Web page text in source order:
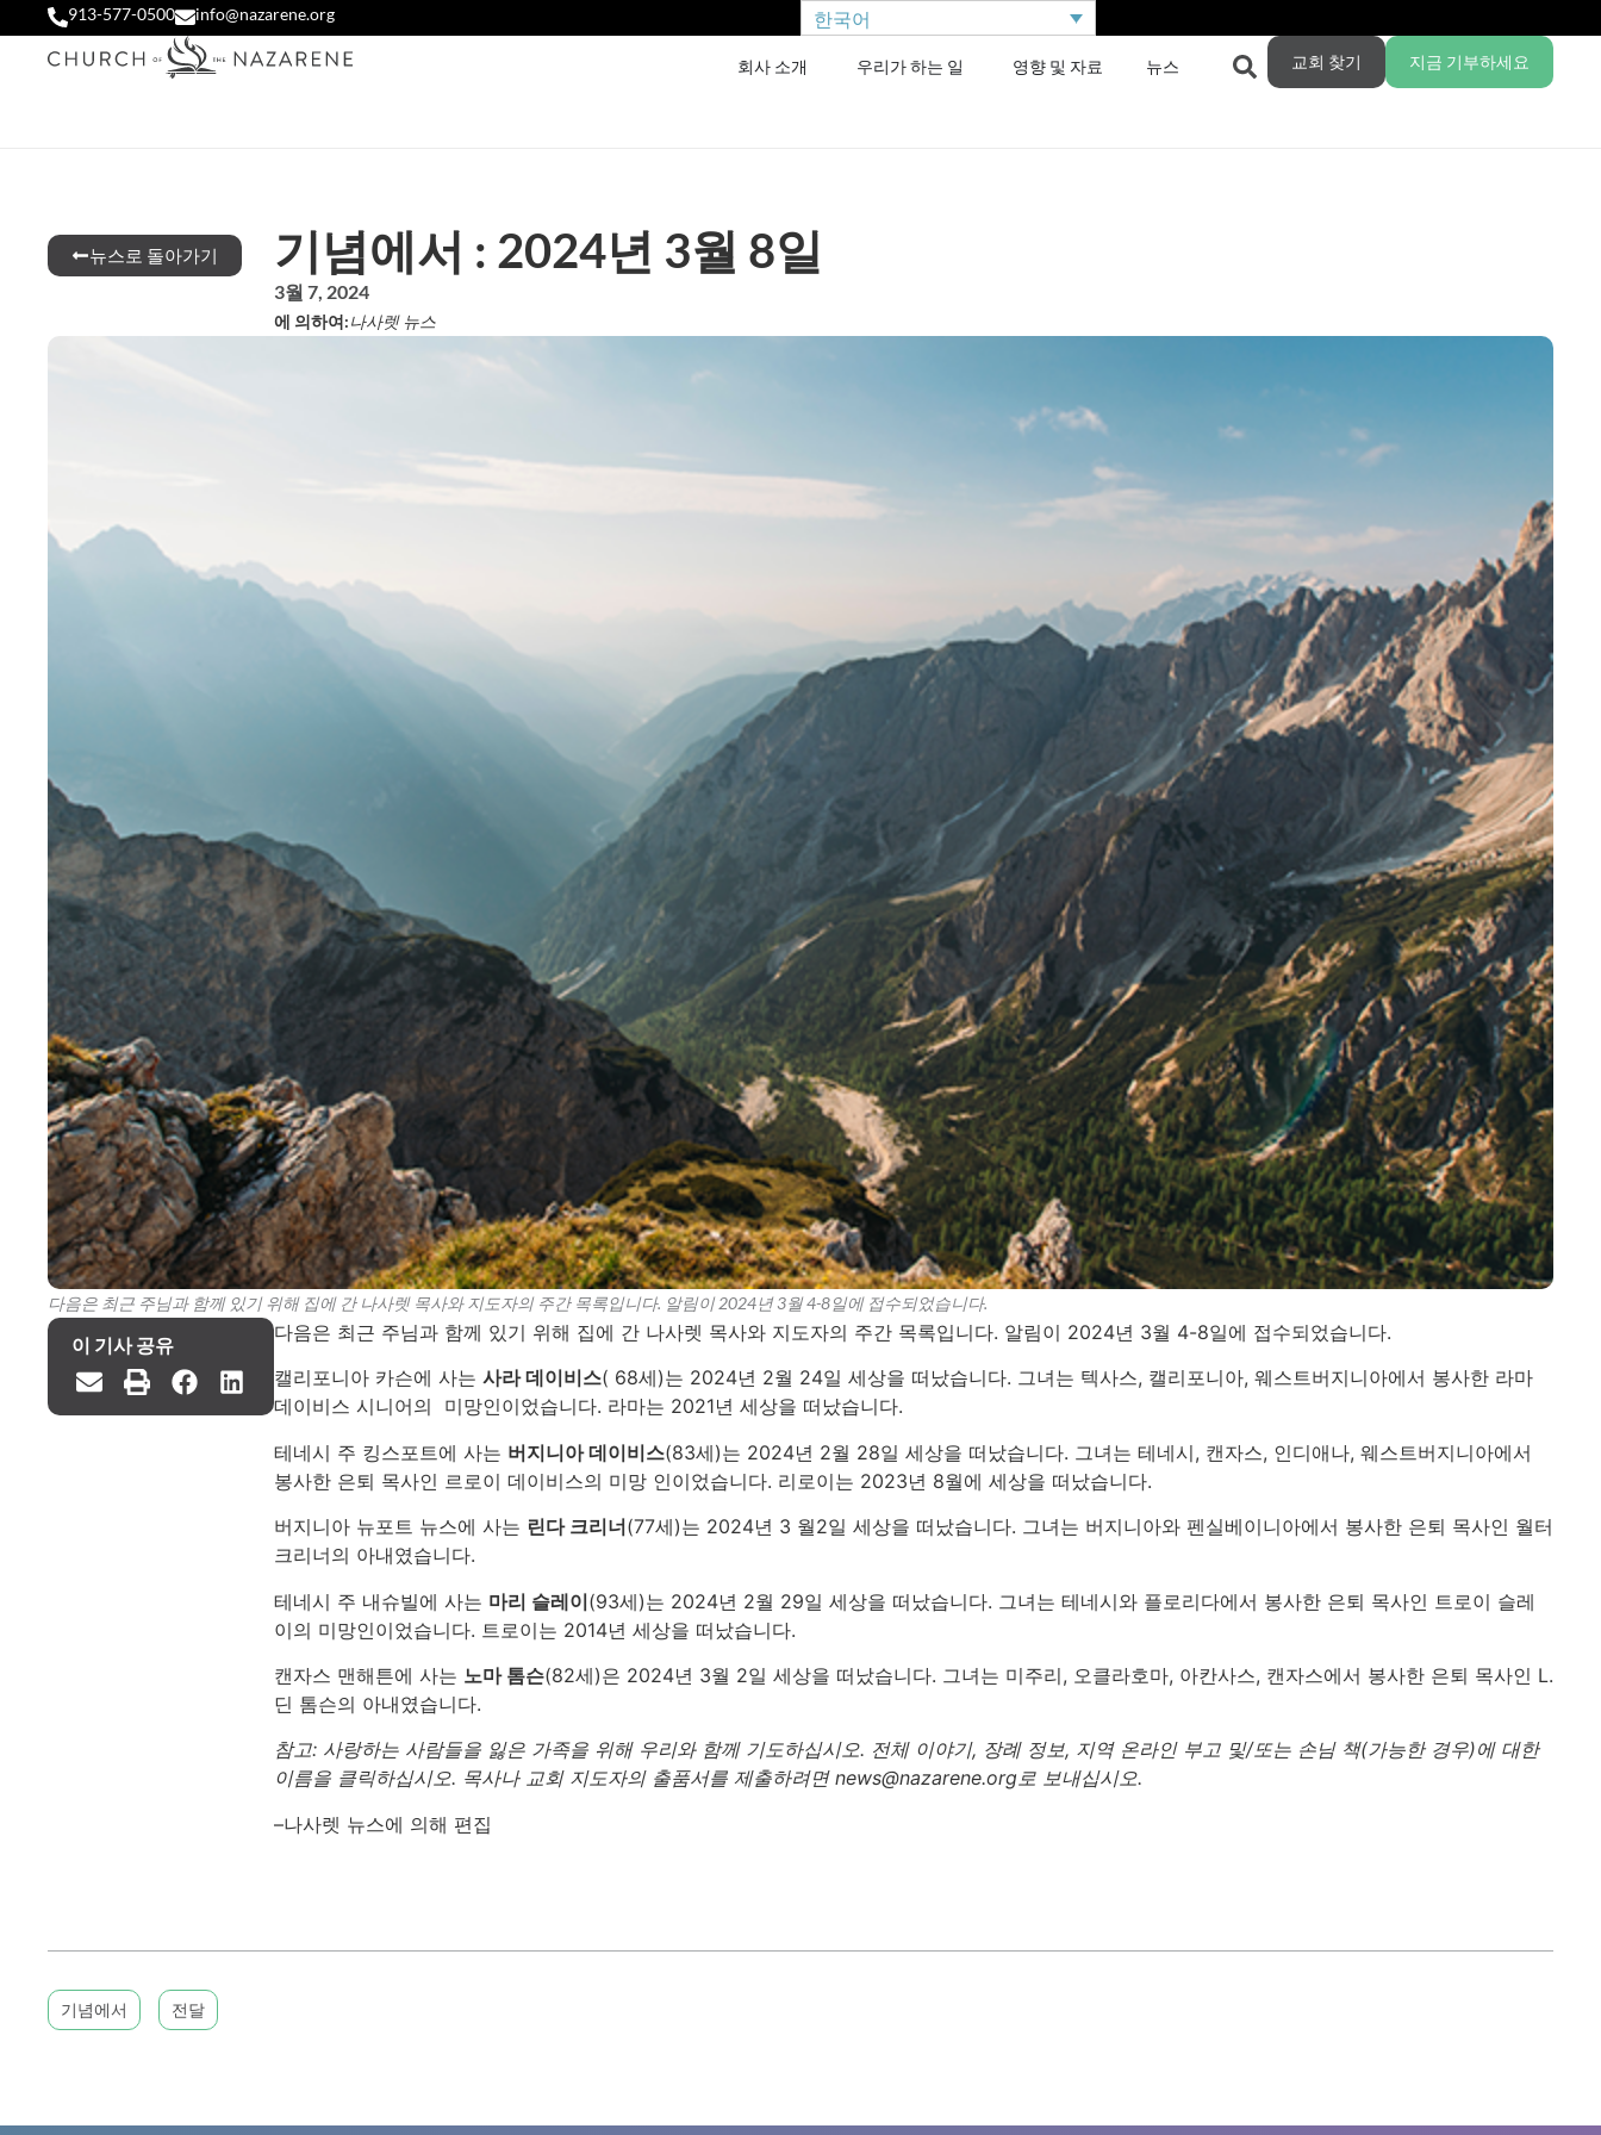
913-577-0500 info@nazarene.org 한국어
회사 소개 우리가 하는 일 영향 및 자료 뉴스 교회 찾기 지금 기부하세요
뉴스로 돌아가기 기념에서 : 2024년 3월 8일
3월 7, 2024
에 의하여:나사렛 뉴스
다음은 최근 주님과 함께 있기 위해 집에 간 나사렛 목사와 지도자의 주간 목록입니다. 알림이 2024년 3월 4-8일에 접수되었습니다.
이 기사 공유
다음은 최근 주님과 함께 있기 위해 집에 간 나사렛 목사와 지도자의 주간 목록입니다. 알림이 2024년 3월 4-8일에 접수되었습니다.
캘리포니아 카슨에 사는 사라 데이비스( 68세)는 2024년 2월 24일 세상을 떠났습니다. 그녀는 텍사스, 캘리포니아, 웨스트버지니아에서 봉사한 라마
데이비스 시니어의 미망인이었습니다. 라마는 2021년 세상을 떠났습니다.
테네시 주 킹스포트에 사는 버지니아 데이비스(83세)는 2024년 2월 28일 세상을 떠났습니다. 그녀는 테네시, 캔자스, 인디애나, 웨스트버지니아에서
봉사한 은퇴 목사인 르로이 데이비스의 미망 인이었습니다. 리로이는 2023년 8월에 세상을 떠났습니다.
버지니아 뉴포트 뉴스에 사는 린다 크리너(77세)는 2024년 3 월2일 세상을 떠났습니다. 그녀는 버지니아와 펜실베이니아에서 봉사한 은퇴 목사인 월터
크리너의 아내였습니다.
테네시 주 내슈빌에 사는 마리 슬레이(93세)는 2024년 2월 29일 세상을 떠났습니다. 그녀는 테네시와 플로리다에서 봉사한 은퇴 목사인 트로이 슬레
이의 미망인이었습니다. 트로이는 2014년 세상을 떠났습니다.
캔자스 맨해튼에 사는 노마 톰슨(82세)은 2024년 3월 2일 세상을 떠났습니다. 그녀는 미주리, 오클라호마, 아칸사스, 캔자스에서 봉사한 은퇴 목사인 L.
딘 톰슨의 아내였습니다.
참고: 사랑하는 사람들을 잃은 가족을 위해 우리와 함께 기도하십시오. 전체 이야기, 장례 정보, 지역 온라인 부고 및/또는 손님 책(가능한 경우)에 대한
이름을 클릭하십시오. 목사나 교회 지도자의 출품서를 제출하려면 news@nazarene.org로 보내십시오.
–나사렛 뉴스에 의해 편집
기념에서 전달